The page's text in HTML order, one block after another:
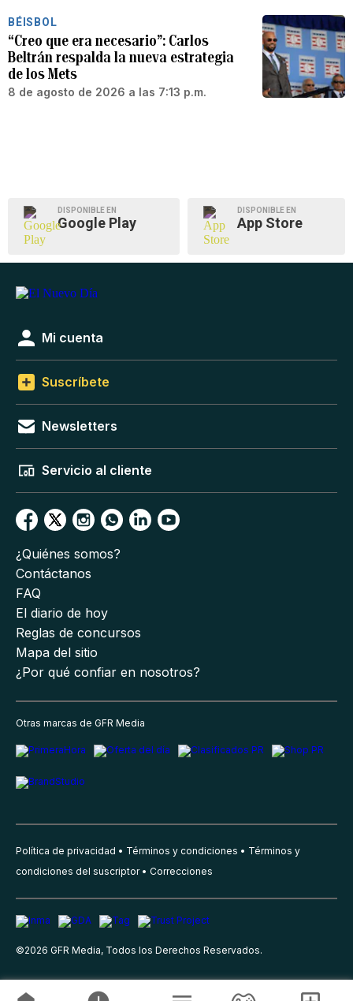
BÉISBOL
“Creo que era necesario”: Carlos
Beltrán respalda la nueva estrategia
de los Mets
8 de agosto de 2026 a las 7:13 p.m.
DISPONIBLE EN
Google Play
DISPONIBLE EN
App Store
Mi cuenta
Suscríbete
Newsletters
Servicio al cliente
¿Quiénes somos?
Contáctanos
FAQ
El diario de hoy
Reglas de concursos
Mapa del sitio
¿Por qué confiar en nosotros?
Otras marcas de GFR Media
Política de privacidad Términos y condiciones
Términos y
condiciones del suscriptor
Correcciones
©2026 GFR Media, Todos los Derechos Reservados.